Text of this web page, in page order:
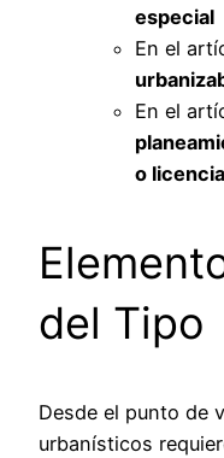
especial
En el
En el
o
del Tipo
Desde el punto de
urbanísticos